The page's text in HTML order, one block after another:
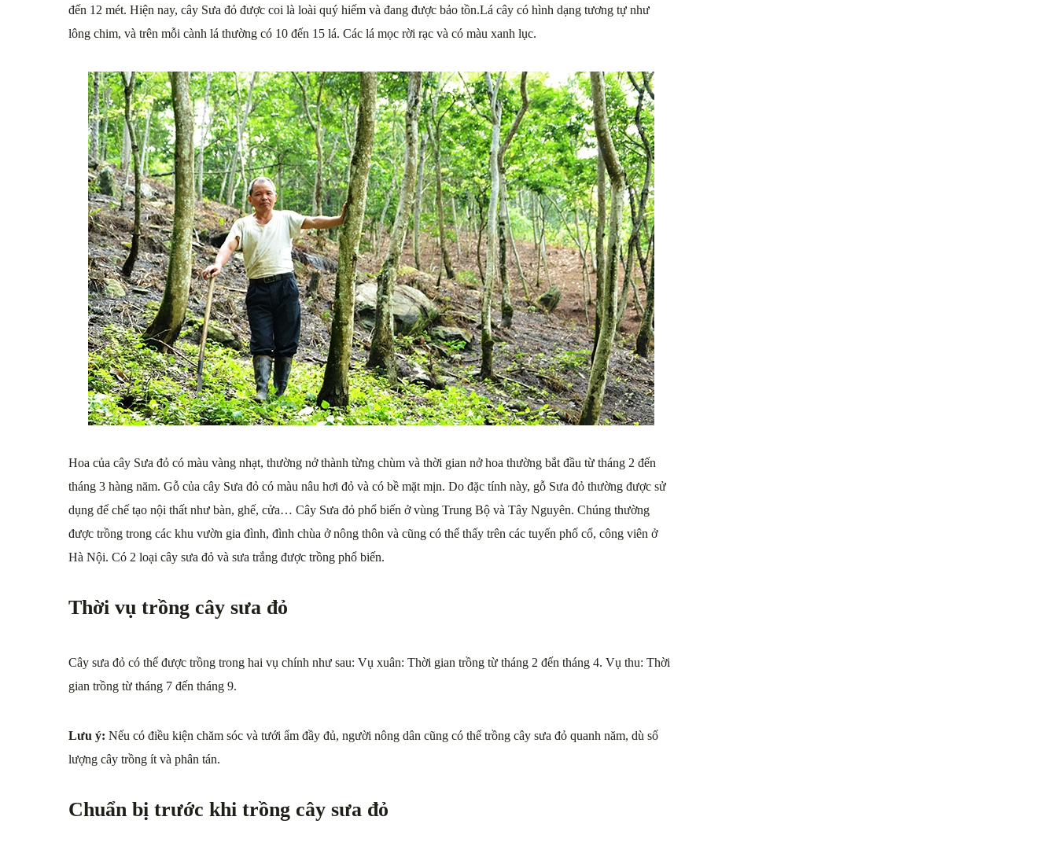
đến 12 mét. Hiện nay, cây Sưa đỏ được coi là loài quý hiếm và đang được bảo tồn.Lá cây có hình dạng tương tự như
lông chim, và trên mỗi cành lá thường có 10 đến 15 lá. Các lá mọc rời rạc và có màu xanh lục.
Hoa của cây Sưa đỏ có màu vàng nhạt, thường nở thành từng chùm và thời gian nở hoa thường bắt đầu từ tháng 2 đến
tháng 3 hàng năm. Gỗ của cây Sưa đỏ có màu nâu hơi đỏ và có bề mặt mịn. Do đặc tính này, gỗ Sưa đỏ thường được sử
dụng để chế tạo nội thất như bàn, ghế, cửa… Cây Sưa đỏ phổ biến ở vùng Trung Bộ và Tây Nguyên. Chúng thường
được trồng trong các khu vườn gia đình, đình chùa ở nông thôn và cũng có thể thấy trên các tuyến phố cổ, công viên ở
Hà Nội. Có 2 loại cây sưa đỏ và sưa trắng được trồng phổ biến.
Thời vụ trồng cây sưa đỏ
Cây sưa đỏ có thể được trồng trong hai vụ chính như sau: Vụ xuân: Thời gian trồng từ tháng 2 đến tháng 4. Vụ thu: Thời
gian trồng từ tháng 7 đến tháng 9.
Lưu ý: Nếu có điều kiện chăm sóc và tưới ẩm đầy đủ, người nông dân cũng có thể trồng cây sưa đỏ quanh năm, dù số
lượng cây trồng ít và phân tán.
Chuẩn bị trước khi trồng cây sưa đỏ